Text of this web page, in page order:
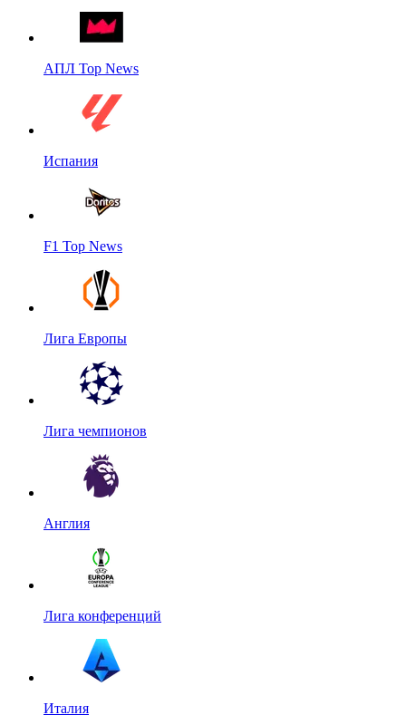
АПЛ Top News
Испания
F1 Top News
Лига Европы
Лига чемпионов
Англия
Лига конференций
Италия